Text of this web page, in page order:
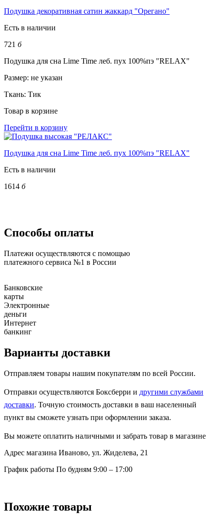
Подушка декоративная сатин жаккард "Орегано"
Есть в наличии
721 б
Подушка для сна Lime Time леб. пух 100%пэ "RELAX"
Размер: не указан
Ткань: Тик
Товар в корзине
Перейти в корзину
Подушка для сна Lime Time леб. пух 100%пэ "RELAX"
Есть в наличии
1614 б
Способы оплаты
Платежи осуществляются с помощью
платежного сервиса №1 в России
Банковские
карты
Электронные
деньги
Интернет
банкинг
Варианты доставки
Отправляем товары нашим покупателям по всей России.
Отправки осуществляются Боксберри и другими службами
доставки. Точную стоимость доставки в ваш населенный
пункт вы сможете узнать при оформлении заказа.
Вы можете оплатить наличными и забрать товар в магазине
Адрес магазина Иваново, ул. Жиделева, 21
График работы По будням 9:00 – 17:00
Похожие товары